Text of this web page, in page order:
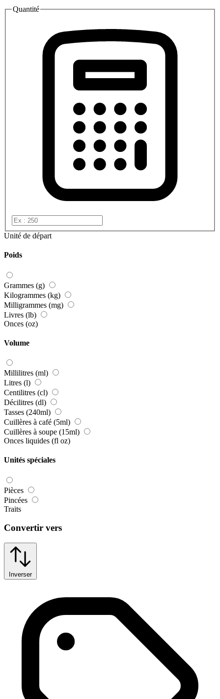
Quantité
Unité de départ
Poids
Grammes (g)
Kilogrammes (kg)
Milligrammes (mg)
Livres (lb)
Onces (oz)
Volume
Millilitres (ml)
Litres (l)
Centilitres (cl)
Décilitres (dl)
Tasses (240ml)
Cuillères à café (5ml)
Cuillères à soupe (15ml)
Onces liquides (fl oz)
Unités spéciales
Pièces
Pincées
Traits
Convertir vers
Inverser